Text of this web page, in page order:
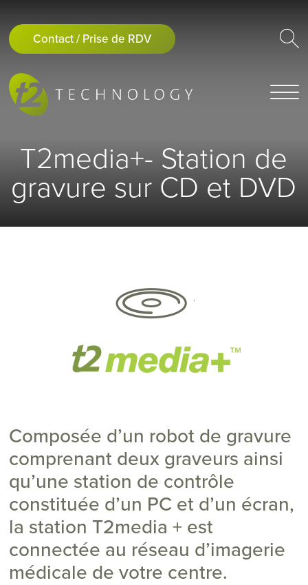
Contact / Prise de RDV
T2media+- Station de
gravure sur CD et DVD
Composée d’un robot de gravure
comprenant deux graveurs ainsi
qu’une station de contrôle
constituée d’un PC et d’un écran,
la station T2media + est
connectée au réseau d’imagerie
médicale de votre centre.